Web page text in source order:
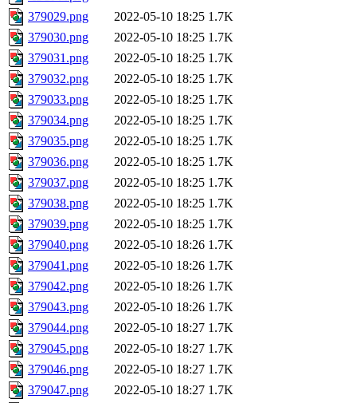
379029.png
2022-05-10 18:25 1.7K
379030.png
2022-05-10 18:25 1.7K
379031.png
2022-05-10 18:25 1.7K
379032.png
2022-05-10 18:25 1.7K
379033.png
2022-05-10 18:25 1.7K
379034.png
2022-05-10 18:25 1.7K
379035.png
2022-05-10 18:25 1.7K
379036.png
2022-05-10 18:25 1.7K
379037.png
2022-05-10 18:25 1.7K
379038.png
2022-05-10 18:25 1.7K
379039.png
2022-05-10 18:25 1.7K
379040.png
2022-05-10 18:26 1.7K
379041.png
2022-05-10 18:26 1.7K
379042.png
2022-05-10 18:26 1.7K
379043.png
2022-05-10 18:26 1.7K
379044.png
2022-05-10 18:27 1.7K
379045.png
2022-05-10 18:27 1.7K
379046.png
2022-05-10 18:27 1.7K
379047.png
2022-05-10 18:27 1.7K